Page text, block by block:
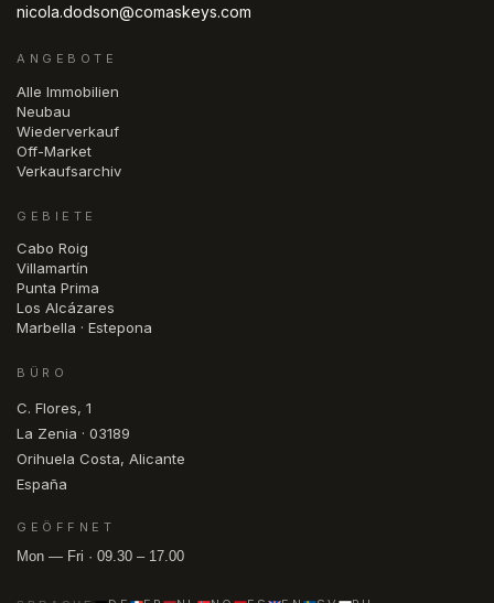
nicola.dodson@comaskeys.com
ANGEBOTE
Alle Immobilien
Neubau
Wiederverkauf
Off-Market
Verkaufsarchiv
GEBIETE
Cabo Roig
Villamartín
Punta Prima
Los Alcázares
Marbella · Estepona
BÜRO
C. Flores, 1
La Zenia · 03189
Orihuela Costa, Alicante
España
GEÖFFNET
Mon — Fri · 09.30 – 17.00